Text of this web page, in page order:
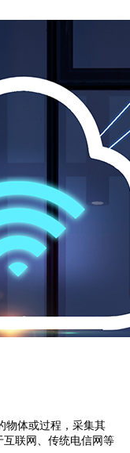
物体或过程，采集其
互联网 、传统电信网等